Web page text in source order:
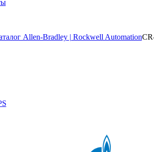
Allen-Bradley | Rockwell Automation